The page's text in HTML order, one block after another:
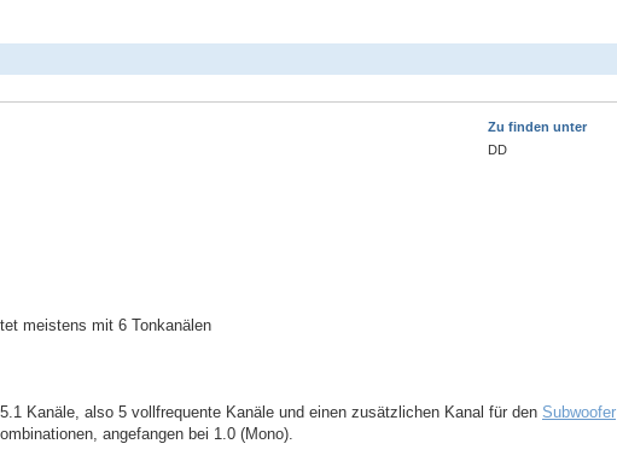
Zu finden unter
DD
meistens mit 6 Tonkanälen
Kanäle, also 5 vollfrequente Kanäle und einen zusätzlichen Kanal für den Subwoofer
angefangen bei 1.0 (Mono).